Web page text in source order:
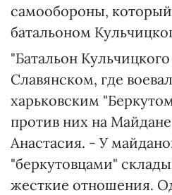
самообороны,
батальоном
"Батальон
Славянском, где
харьковским
против них на
Анастасия. - У
"беркутовцами"
жесткие отношения.